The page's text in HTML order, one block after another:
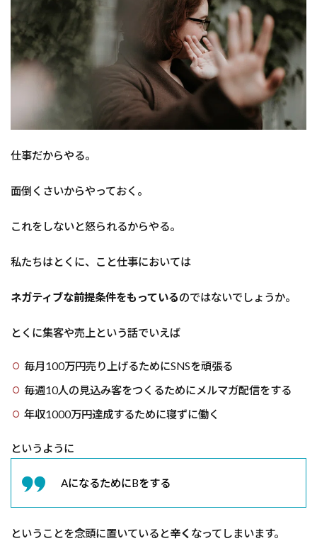
仕事だからやる。
面倒くさいからやっておく。
これをしないと怒られるからやる。
私たちはとくに、こと仕事においては
ネガティブな前提条件をもっているのではないでしょうか。
とくに集客や売上という話でいえば
毎月100万円売り上げるためにSNSを頑張る
毎週10人の見込み客をつくるためにメルマガ配信をする
年収1000万円達成するために寝ずに働く
というように
AになるためにBをする
ということを念頭に置いていると辛く なってしまいます。